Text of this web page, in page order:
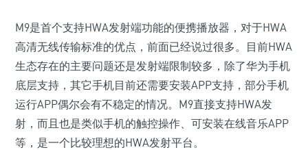
M9是首个支持HWA发射端功能的便携播放器，对于HWA
高清无线传输标准的优点，前面已经说过很多。目前HWA
生态存在的主要问题还是发射端限制较多，除了华为手机
底层支持，其它手机目前还需要安装APP支持，部分手机
运行APP偶尔会有不稳定的情况。M9直接支持HWA发
射，而且也是类似手机的触控操作、可安装在线音乐APP
等，是一个比较理想的HWA发射平台。